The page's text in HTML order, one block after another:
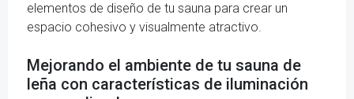
elementos de diseño de tu sauna para crear un
espacio cohesivo y visualmente atractivo.
Mejorando el ambiente de tu sauna de
leña con características de iluminación